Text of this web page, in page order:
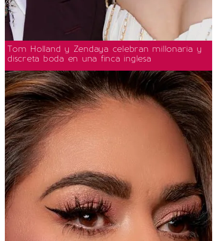
Tom Holland y Zendaya celebran millonaria y
discreta boda en una finca inglesa